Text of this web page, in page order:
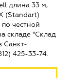
длина 33 м,
(Standart)
по честной
складе "Склад
Санкт-
425-33-74.